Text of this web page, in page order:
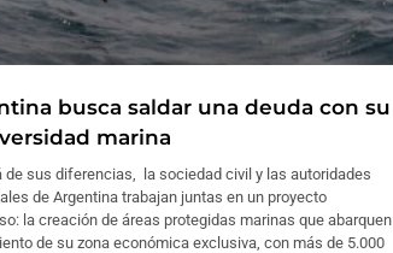
busca saldar una deuda con su
marina
de sus diferencias, la sociedad civil y las autoridades
de Argentina trabajan juntas en un proyecto
la creación de áreas protegidas marinas que abarquen
de su zona económica exclusiva, con más de 5.000